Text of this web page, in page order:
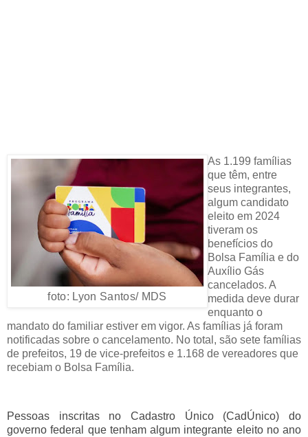
foto: Lyon Santos/ MDS
As 1.199 famílias
que têm, entre
seus integrantes,
algum candidato
eleito em 2024
tiveram os
benefícios do
Bolsa Família e do
Auxílio Gás
cancelados. A
medida deve durar
enquanto o
mandato do familiar estiver em vigor. As famílias já foram
notificadas sobre o cancelamento. No total, são sete famílias
de prefeitos, 19 de vice-prefeitos e 1.168 de vereadores que
recebiam o Bolsa Família.
Pessoas inscritas no Cadastro Único (CadÚnico) do
governo federal que tenham algum integrante eleito no ano